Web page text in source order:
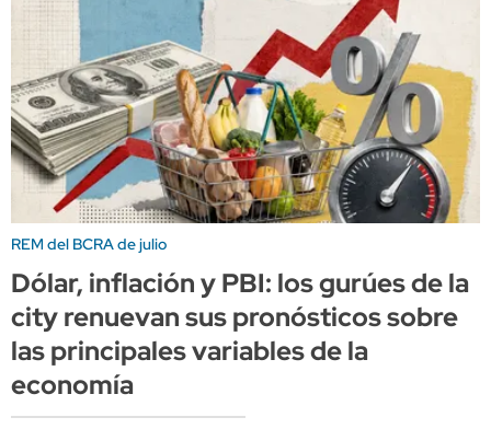
REM del BCRA de julio
Dólar, inflación y PBI: los gurúes de la
city renuevan sus pronósticos sobre
las principales variables de la
economía